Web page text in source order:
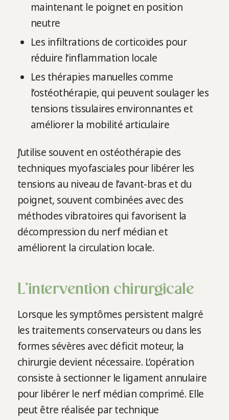
maintenant le poignet en position
neutre
Les infiltrations de corticoïdes pour
réduire l’inflammation locale
Les thérapies manuelles comme
l’ostéothérapie, qui peuvent soulager les
tensions tissulaires environnantes et
améliorer la mobilité articulaire
J’utilise souvent en ostéothérapie des
techniques myofasciales pour libérer les
tensions au niveau de l’avant-bras et du
poignet, souvent combinées avec des
méthodes vibratoires qui favorisent la
décompression du nerf médian et
améliorent la circulation locale.
L’intervention chirurgicale
Lorsque les symptômes persistent malgré
les traitements conservateurs ou dans les
formes sévères avec déficit moteur, la
chirurgie devient nécessaire. L’opération
consiste à sectionner le ligament annulaire
pour libérer le nerf médian comprimé. Elle
peut être réalisée par technique